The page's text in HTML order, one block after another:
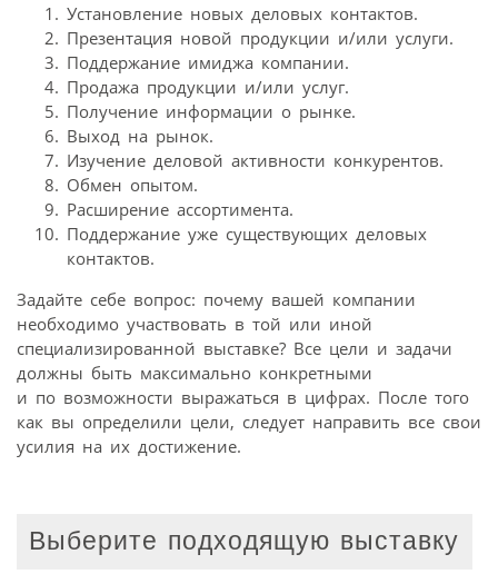
Установление новых деловых контактов.
Презентация новой продукции и/или услуги.
Поддержание имиджа компании.
Продажа продукции и/или услуг.
Получение информации о рынке.
Выход на рынок.
Изучение деловой активности конкурентов.
Обмен опытом.
Расширение ассортимента.
Поддержание уже существующих деловых
контактов.
Задайте себе вопрос: почему вашей компании
необходимо участвовать в той или иной
специализированной выставке? Все цели и задачи
должны быть максимально конкретными
и по возможности выражаться в цифрах. После того
как вы определили цели, следует направить все свои
усилия на их достижение.
Выберите подходящую выставку